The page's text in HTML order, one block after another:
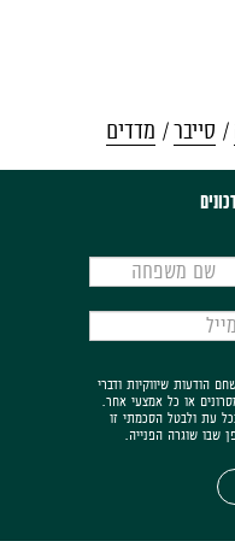
סייבר מדדים
הודעות שיווקיות ודברי
או כל אמצעי אחר.
עת ולבטל הסכמתי זו
שבו שוגרה הפנייה.